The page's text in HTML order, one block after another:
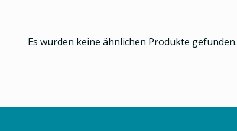
Es wurden keine ähnlichen Produkte gefunden.